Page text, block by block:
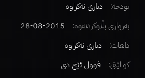
بودجە:
دیاری نەکراوە
بەرواری بڵاوکردنەوە:
2015-08-28
داهات:
دیاری نەکراوە
کوالێتی:
فوول ئێچ دی